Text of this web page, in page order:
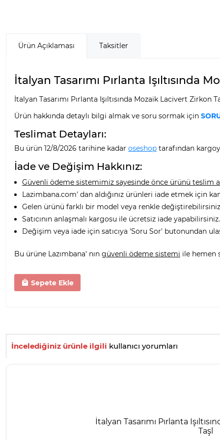
Ürün Açıklaması Taksitler
İtalyan Tasarımı Pırlanta Işıltısında
İtalyan Tasarımı Pırlanta Işıltısında Mozaik Lacivert
Ürün hakkında detaylı bilgi almak ve soru sormak için
Teslimat Detayları:
Bu ürün 12/8/2026 tarihine kadar oseshop tarafından
İade ve Değişim Hakkınız:
Güvenli ödeme sistemimiz sayesinde önce ürünü teslim
Lazimbana.com' dan aldığınız ürünleri iade etmek için
Gelen ürünü farklı bir model veya renkle
Satıcının anlaşmalı kargosu ile ücretsiz iade yapabilirsiniz.
Değişim veya iade için satıcıya 'Soru Sor' butonundan
Bu ürüne Lazımbana' nın güvenli ödeme sistemi ile hemen
Sepete Ekle
İncelediğiniz ürünle ilgili kullanıcı yorumları
İtalyan Tasarımı Pırlanta
Taşl